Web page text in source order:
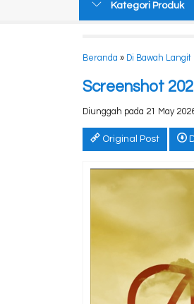
Kategori Produk
Beranda » Di Bawah Langit
Screenshot
Diunggah pada 21 May
Original Post